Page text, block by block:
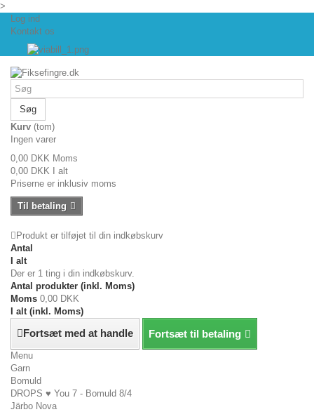
>
Log ind
Kontakt os
Søg
Kurv (tom)
Ingen varer
0,00 DKK Moms
0,00 DKK I alt
Priserne er inklusiv moms
Til betaling
Produkt er tilføjet til din indkøbskurv
Antal
I alt
Der er 1 ting i din indkøbskurv.
Antal produkter (inkl. Moms)
Moms 0,00 DKK
I alt (inkl. Moms)
Fortsæt med at handle Fortsæt til betaling
Menu
Garn
Bomuld
DROPS ♥ You 7 - Bomuld 8/4
Järbo Nova